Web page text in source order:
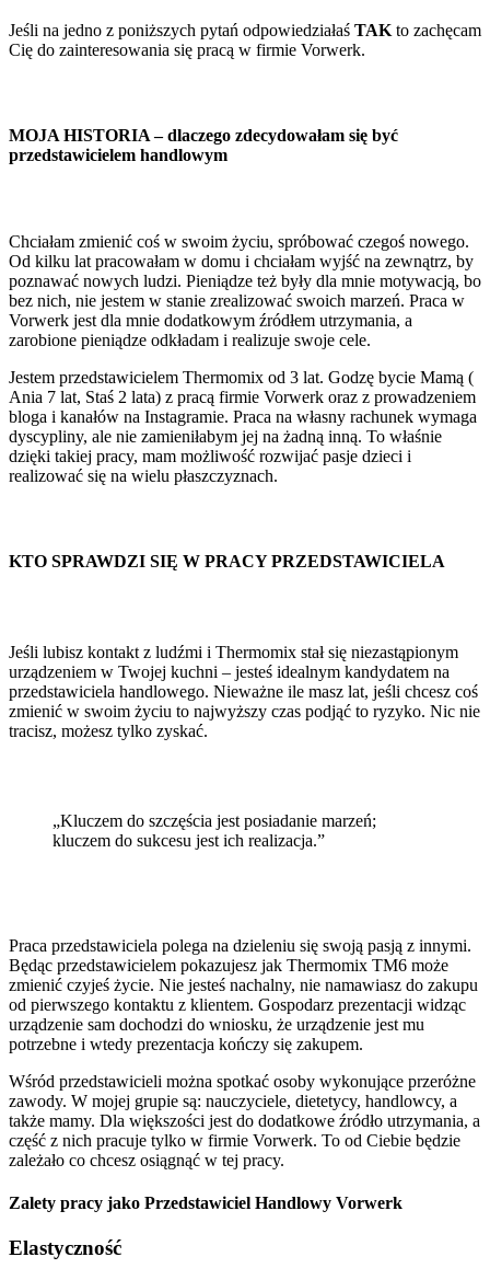
Jeśli na jedno z poniższych pytań odpowiedziałaś TAK to zachęcam
Cię do zainteresowania się pracą w firmie Vorwerk.
MOJA HISTORIA – dlaczego zdecydowałam się być
przedstawicielem handlowym
Chciałam zmienić coś w swoim życiu, spróbować czegoś nowego.
Od kilku lat pracowałam w domu i chciałam wyjść na zewnątrz, by
poznawać nowych ludzi. Pieniądze też były dla mnie motywacją, bo
bez nich, nie jestem w stanie zrealizować swoich marzeń. Praca w
Vorwerk jest dla mnie dodatkowym źródłem utrzymania, a
zarobione pieniądze odkładam i realizuje swoje cele.
Jestem przedstawicielem Thermomix od 3 lat. Godzę bycie Mamą (
Ania 7 lat, Staś 2 lata) z pracą firmie Vorwerk oraz z prowadzeniem
bloga i kanałów na Instagramie. Praca na własny rachunek wymaga
dyscypliny, ale nie zamieniłabym jej na żadną inną. To właśnie
dzięki takiej pracy, mam możliwość rozwijać pasje dzieci i
realizować się na wielu płaszczyznach.
KTO SPRAWDZI SIĘ W PRACY PRZEDSTAWICIELA
Jeśli lubisz kontakt z ludźmi i Thermomix stał się niezastąpionym
urządzeniem w Twojej kuchni – jesteś idealnym kandydatem na
przedstawiciela handlowego. Nieważne ile masz lat, jeśli chcesz coś
zmienić w swoim życiu to najwyższy czas podjąć to ryzyko. Nic nie
tracisz, możesz tylko zyskać.
„Kluczem do szczęścia jest posiadanie marzeń;
kluczem do sukcesu jest ich realizacja.”
Praca przedstawiciela polega na dzieleniu się swoją pasją z innymi.
Będąc przedstawicielem pokazujesz jak Thermomix TM6 może
zmienić czyjeś życie. Nie jesteś nachalny, nie namawiasz do zakupu
od pierwszego kontaktu z klientem. Gospodarz prezentacji widząc
urządzenie sam dochodzi do wniosku, że urządzenie jest mu
potrzebne i wtedy prezentacja kończy się zakupem.
Wśród przedstawicieli można spotkać osoby wykonujące przeróżne
zawody. W mojej grupie są: nauczyciele, dietetycy, handlowcy, a
także mamy. Dla większości jest do dodatkowe źródło utrzymania, a
część z nich pracuje tylko w firmie Vorwerk. To od Ciebie będzie
zależało co chcesz osiągnąć w tej pracy.
Zalety pracy jako Przedstawiciel Handlowy Vorwerk
Elastyczność